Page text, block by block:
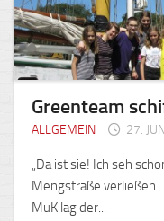
Greenteam
ALLGEMEIN 27.
„Da ist sie! Ich seh
Mengstraße verließen.
MuK lag der...